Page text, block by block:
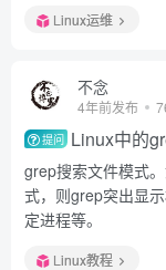
Linux运维
不念
4年前发布
提问 Linux中的
grep搜索文件模式
式，则grep突出显
定进程等。
Linux教程